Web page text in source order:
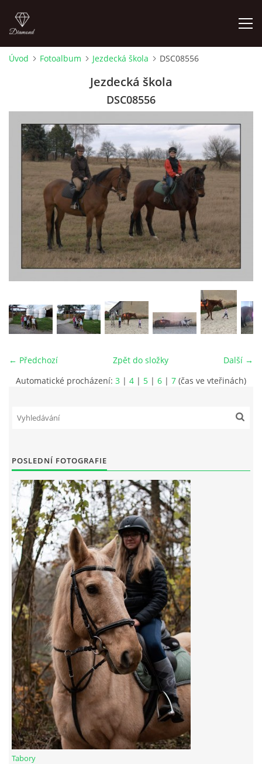
KONTAKT
SLUŽBY
JEŽDĚNÍ PRO VEŘEJNOST
FOTOALBUM
ODKAZY
NOVÝ PŘEKÁŽKOVÝ MATERIÁL
NEDOSTAVILI NA PODZIMNÍ BRIGÁDU
ČLENOVÉ RYCHVALDU 2023
7:4 (VELKÝ PÁTEK) KROUŽEK NEBUDE
JARNÍ BRIGÁDA 20.5.2023
DNE 17.11.2023 KROUŽEK JEZDECTVÍ NENÍ
DĚKUJEME MĚSTU RYCHVALD ZA DOTACI V ROCE 2023
NABÍZÍME BRIGÁDU U NÁS VE STÁJI. PRO BLIŽŠÍ INFO
VOLEJTE 604265192
DĚKUJEME ZA PODPORU ČESKÉ UNIÍ SPORTU
Úvod Fotoalbum Jezdecká škola DSC08556
Jezdecká škola
DSC08556
← Předchozí Další →
Zpět do složky
Automatické procházení: 3 | 4 | 5 | 6 | 7 (čas ve vteřinách)
POSLEDNÍ FOTOGRAFIE
Tabory